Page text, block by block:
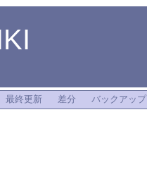
最終更新 差分 バックアップ